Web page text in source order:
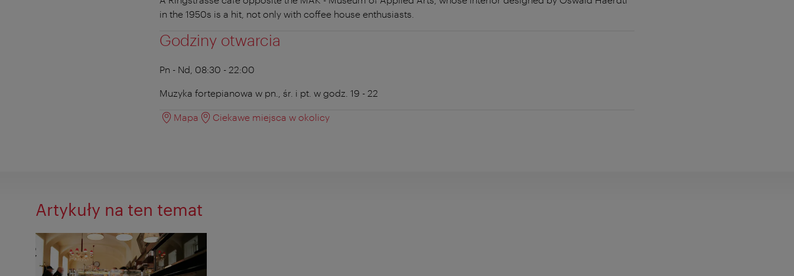
in the 1950s is a hit, not only with coffee house enthusiasts.
Godziny otwarcia
Pn - Nd, 08:30 - 22:00
Muzyka fortepianowa w pn., śr. i pt. w godz. 19 - 22
Mapa Ciekawe miejsca w okolicy
Artykuły na ten temat